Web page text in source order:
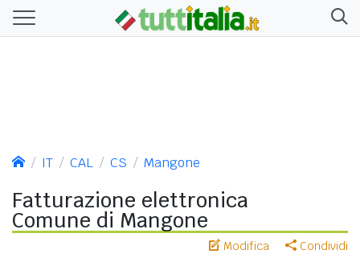
IT CAL CS Mangone
Fatturazione elettronica
Comune di Mangone
Modifica Condividi